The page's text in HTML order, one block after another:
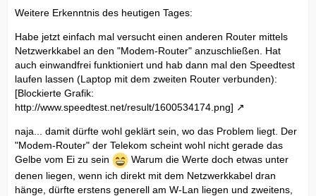
Weitere Erkenntnis des heutigen Tages:
Habe jetzt einfach mal versucht einen anderen Router mittels
Netzwerkkabel an den "Modem-Router" anzuschließen. Hat
auch einwandfrei funktioniert und hab dann mal den Speedtest
laufen lassen (Laptop mit dem zweiten Router verbunden):
[Blockierte Grafik:
http://www.speedtest.net/result/1600534174.png]
naja... damit dürfte wohl geklärt sein, wo das Problem liegt. Der
"Modem-Router" der Telekom scheint wohl nicht gerade das
Gelbe vom Ei zu sein
Warum die Werte doch etwas unter
denen liegen, wenn ich direkt mit dem Netzwerkkabel dran
hänge, dürfte erstens generell am W-Lan liegen und zweitens,